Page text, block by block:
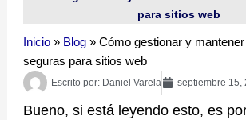
para sitios web
Inicio» Blog» Cómo gestionar y
seguras para sitios web
Escrito por:Daniel Varela septiembre 15,
Bueno, si está leyendo esto, es